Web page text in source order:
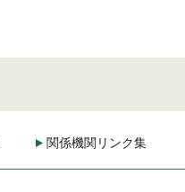
関係機関リンク集